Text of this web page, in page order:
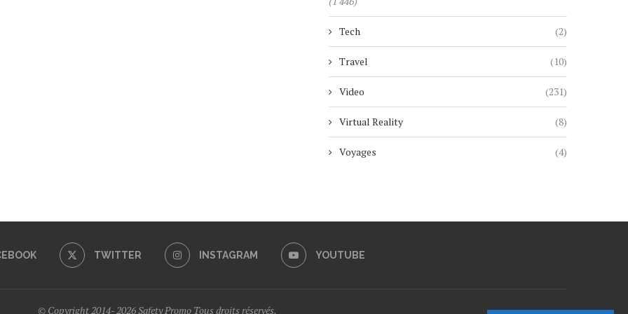
Tech (2)
Travel (10)
Video (231)
Virtual Reality (8)
Voyages (4)
TWITTER INSTAGRAM YOUTUBE
© Copyright 2014- 2026 Safety Promo Tous droits réservés.